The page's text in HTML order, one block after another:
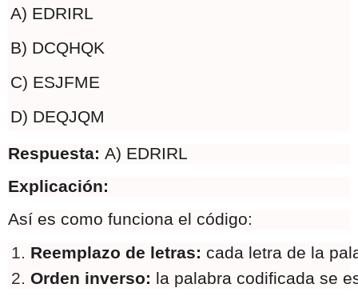
A) EDRIRL
B) DCQHQK
C) ESJFME
D) DEQJQM
Respuesta: A) EDRIRL
Explicación:
Así es como funciona el código:
Reemplazo de letras: cada letra de la
Orden inverso: la palabra codificada se